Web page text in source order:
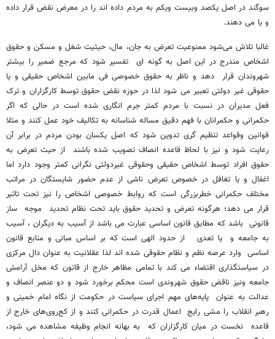
سوگند در اصل یکصد وبیست ویکم به مردم داده اند را در معرض نقض قرار داده
و یا می دهند.
غالبا تلاش می‌شود ممنوعیت تعرض به جان، مال، حیثیت شغل و مسکن و حقوق
اشخاص مندرج در این اصل به گونه ای تفسیر شود که مرجع ضمیر را بیشتر
شهروندان قرار دهد و ناظر به حقوق خصوصی فی مابین اشخاص حقیقی و یا
حقوقی غیر دولتی تعبیر می شود لذا در حوزه نقض حقوق توسط کارگزاران و ترک
فعل مدیران در نسبت با مردم کمتر جرم انگاری شده است در حالی که اگر
حکمرانی و حکمرانان با فهم دقیق مساله شناسانه به تکالیف خود عمل کنند و مثلا
قوانین وقواعد تنظیم گری تدوین شود که اصل یکسان بودن مردم در برابر آن
رعایت شود و نیز با لحاظ قاعده انصاف تصویب شده باشند از حیث تعرض به
حقوق افراد توسط اشخاص حقیقی وحقوقی غیردولتی نگرانی کمتر وجود دارد اما
اغفال و یا تغافل در خصوص تعرض ناشی از عدم حضور شایستگان در مراتب
مختلف حکمرانی خطربزرگی است که روابط خصوصی اشخاص را نیز تحت تاثیر
قرار می دهد؛ هرگونه تعرض و تحدید حقوق باید تحت نظام تحدید موجه ساز
قانونی باشد که مطابق قانون اساسی عبارت می باشد از آسیب به دیگران ، آسیب
به جامعه و یا تعدی از حدود الهی است که بر اساس مبانی و منابع قانون
اساسی وارد عرصه نظم و نظام حقوقی شده اند لذا عقلانیت به عنوان دال مرکزی
در سیاستگذاری اقتضاء می کند با تمامی مظاهر خارج از قانون که مخل آرامش
جامعه ونیز ناقض حقوق شهروندی است محکم برخورد شود و دو عنصر انصاف و
عدالت به عنوان پایه‌های مهم اجرای سیاست در حکومت از نگاه امام خمینی و
رهبر انقلاب را مشی رایج اعمال قدرت در حکمرانی کنند و از کج‌روی‌های خارج از
قاعده نخست در میان کارگزاران که به بهانه انجام وظیفه مشاهده می شود،